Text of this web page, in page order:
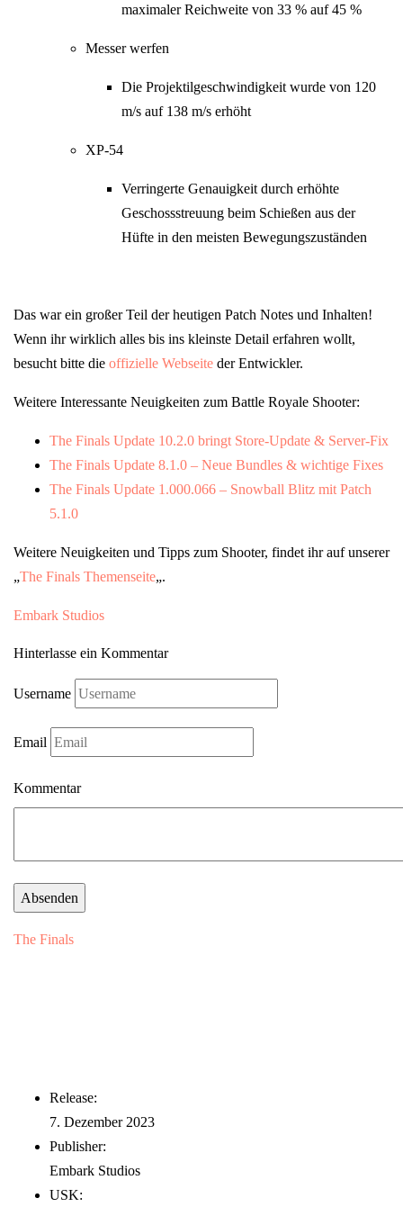
maximaler Reichweite von 33 % auf 45 %
Messer werfen
Die Projektilgeschwindigkeit wurde von 120
m/s auf 138 m/s erhöht
XP-54
Verringerte Genauigkeit durch erhöhte
Geschossstreuung beim Schießen aus der
Hüfte in den meisten Bewegungszuständen
Das war ein großer Teil der heutigen Patch Notes und Inhalten!
Wenn ihr wirklich alles bis ins kleinste Detail erfahren wollt,
besucht bitte die offizielle Webseite der Entwickler.
Weitere Interessante Neuigkeiten zum Battle Royale Shooter:
The Finals Update 10.2.0 bringt Store-Update & Server-Fix
The Finals Update 8.1.0 – Neue Bundles & wichtige Fixes
The Finals Update 1.000.066 – Snowball Blitz mit Patch
5.1.0
Weitere Neuigkeiten und Tipps zum Shooter, findet ihr auf unserer
„The Finals Themenseite„.
Embark Studios
Hinterlasse ein Kommentar
Username
Email
Kommentar
The Finals
Release:
7. Dezember 2023
Publisher:
Embark Studios
USK: